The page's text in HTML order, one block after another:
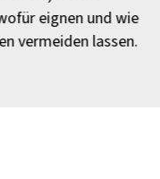
eignen und wie
vermeiden lassen.